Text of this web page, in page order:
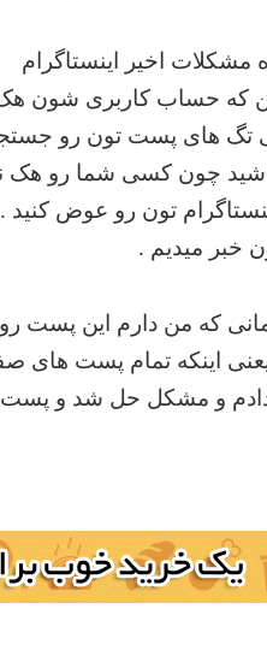
مشکلات اخیر اینستاگرام
که حساب کاربری شون هک
تگ های پست تون رو
چون کسی شما رو هک
تون رو عوض
خبر میدیم .
که من دارم این پست
اینکه تمام پست های
دادم و مشکل حل شد و